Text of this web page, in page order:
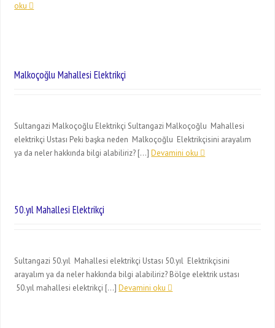
oku
Malkoçoğlu Mahallesi Elektrikçi
Sultangazi Malkoçoğlu Elektrikçi Sultangazi Malkoçoğlu Mahallesi
elektrikçi Ustası Peki başka neden Malkoçoğlu Elektrikçisini arayalım
ya da neler hakkında bilgi alabiliriz? […]Devamini oku
50.yıl Mahallesi Elektrikçi
Sultangazi 50.yıl Mahallesi elektrikçi Ustası 50.yıl Elektrikçisini
arayalım ya da neler hakkında bilgi alabiliriz? Bölge elektrik ustası
50.yıl mahallesi elektrikçi […]Devamini oku